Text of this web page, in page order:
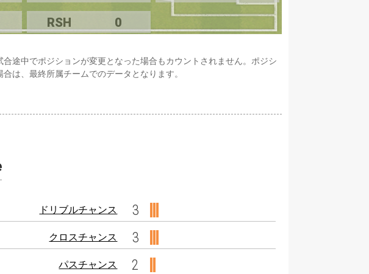
RSH 0
途中でポジションが変更となった場合もカウントされません。ポジシ
は、最終所属チームでのデータとなります。
ドリブルチャンス 3
クロスチャンス 3
パスチャンス 2